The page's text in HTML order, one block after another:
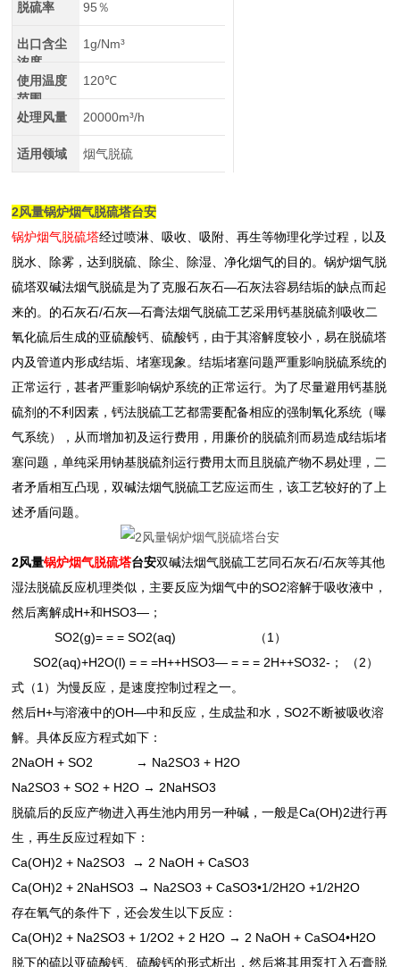
脱硫率 95％
出口含尘
浓度
1g/Nm³
使用温度
范围
120℃
处理风量 20000m³/h
适用领域 烟气脱硫
2风量锅炉烟气脱硫塔台安
锅炉烟气脱硫塔经过喷淋、吸收、吸附、再生等物理化学过程，以及
脱水、除雾，达到脱硫、除尘、除湿、净化烟气的目的。锅炉烟气脱
硫塔双碱法烟气脱硫是为了克服石灰石—石灰法容易结垢的缺点而起
来的。的石灰石/石灰—石膏法烟气脱硫工艺采用钙基脱硫剂吸收二
氧化硫后生成的亚硫酸钙、硫酸钙，由于其溶解度较小，易在脱硫塔
内及管道内形成结垢、堵塞现象。结垢堵塞问题严重影响脱硫系统的
正常运行，甚者严重影响锅炉系统的正常运行。为了尽量避用钙基脱
硫剂的不利因素，钙法脱硫工艺都需要配备相应的强制氧化系统（曝
气系统），从而增加初及运行费用，用廉价的脱硫剂而易造成结垢堵
塞问题，单纯采用钠基脱硫剂运行费用太而且脱硫产物不易处理，二
者矛盾相互凸现，双碱法烟气脱硫工艺应运而生，该工艺较好的了上
述矛盾问题。
2风量锅炉烟气脱硫塔台安双碱法烟气脱硫工艺同石灰石/石灰等其他
湿法脱硫反应机理类似，主要反应为烟气中的SO2溶解于吸收液中，
然后离解成H+和HSO3—；
SO2(g)= = = SO2(aq) （1）
SO2(aq)+H2O(l) = = =H++HSO3— = = = 2H++SO32-； （2）
式（1）为慢反应，是速度控制过程之一。
然后H+与溶液中的OH—中和反应，生成盐和水，SO2不断被吸收溶
解。具体反应方程式如下：
2NaOH + SO2 → Na2SO3 + H2O
Na2SO3 + SO2 + H2O → 2NaHSO3
脱硫后的反应产物进入再生池内用另一种碱，一般是Ca(OH)2进行再
生，再生反应过程如下：
Ca(OH)2 + Na2SO3 → 2 NaOH + CaSO3
Ca(OH)2 + 2NaHSO3 → Na2SO3 + CaSO3•1/2H2O +1/2H2O
存在氧气的条件下，还会发生以下反应：
Ca(OH)2 + Na2SO3 + 1/2O2 + 2 H2O → 2 NaOH + CaSO4•H2O
脱下的硫以亚硫酸钙、硫酸钙的形式析出，然后将其用泵打入石膏脱